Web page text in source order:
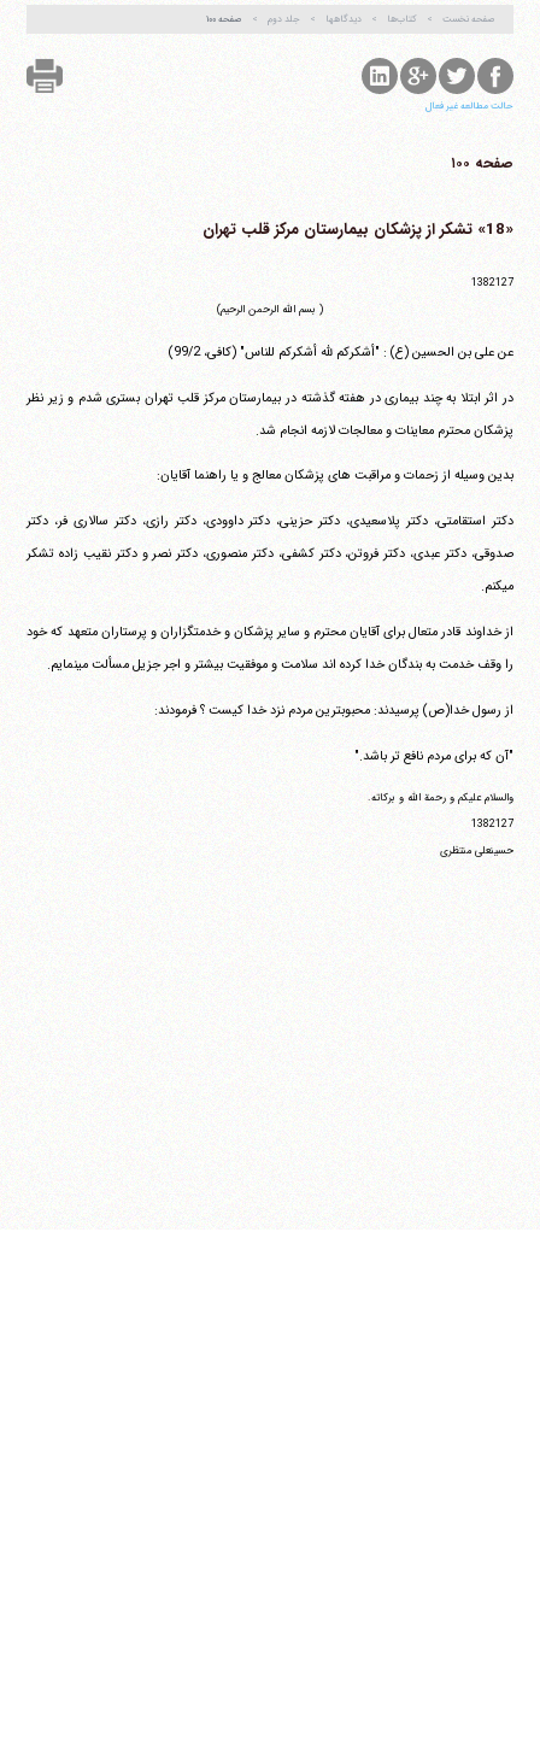
صفحه نخست کتاب‌ها دیدگاهها جلد دوم صفحه ۱۰۰
حالت مطالعه غیر فعال
صفحه ۱۰۰
«18» تشکر از پزشکان بیمارستان مرکز قلب تهران
1382127
( بسم الله الرحمن الرحیم)
عن علی بن الحسین (ع) : "أشکرکم لله أشکرکم للناس" (کافی، 99/2)
در اثر ابتلا به چند بیماری در هفته گذشته در بیمارستان مرکز قلب تهران بستری شدم و زیر نظر
پزشکان محترم معاینات و معالجات لازمه انجام شد.
بدین وسیله از زحمات و مراقبت های پزشکان معالج و یا راهنما آقایان:
دکتر استقامتی، دکتر پلاسعیدی، دکتر حزینی، دکتر داوودی، دکتر رازی، دکتر سالاری فر، دکتر
صدوقی، دکتر عبدی، دکتر فروتن، دکتر کشفی، دکتر منصوری، دکتر نصر و دکتر نقیب زاده تشکر
می‎کنم.
از خداوند قادر متعال برای آقایان محترم و سایر پزشکان و خدمتگزاران و پرستاران متعهد که خود
را وقف خدمت به بندگان خدا کرده اند سلامت و موفقیت بیشتر و اجر جزیل مسألت می‎نمایم.
از رسول خدا(ص) پرسیدند: محبوبترین مردم نزد خدا کیست ؟ فرمودند:
"آن که برای مردم نافع تر باشد."
والسلام علیکم و رحمة الله و برکاته.
1382127
حسینعلی منتظری